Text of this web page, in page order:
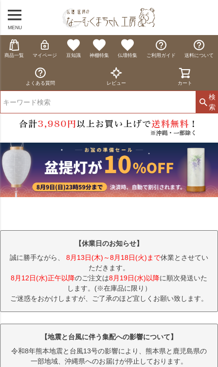
MENU
商品一覧 マイページ 豆知識 神棚特集 仏壇特集 ご利用ガイド 送料について
よくある質問 レビュー カート
検
索
【休業日のお知らせ】
誠に勝手ながら、 8月13日(木)～8月18日(火)まで休業とさせてい
ただきます。
8月12日(水)正午以降のご注文は8月19日(水)以降に順次発送いた
します。(※在庫品に限り）
ご迷惑をおかけしますが、ご了承のほど宜しくお願い致します。
【地震と台風に伴う集配への影響について】
令和8年熊本地震と台風13号の影響により、熊本県と鹿児島県の
一部地域、沖縄県へのお届けが停止しております。